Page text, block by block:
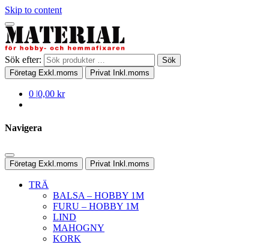
Skip to content
Sök efter:
Sök
Företag Exkl.moms Privat Inkl.moms
0 |0,00 kr
Navigera
Företag Exkl.moms Privat Inkl.moms
TRÄ
BALSA – HOBBY 1M
FURU – HOBBY 1M
LIND
MAHOGNY
KORK